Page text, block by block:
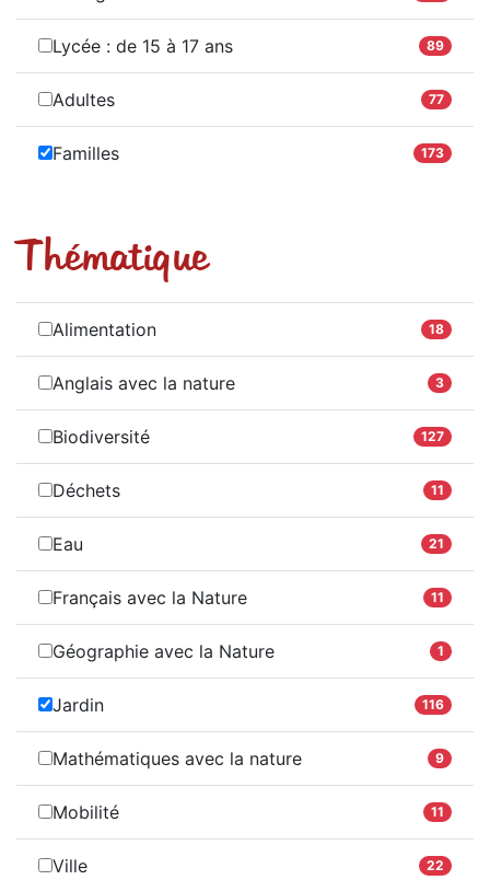
Lycée : de 15 à 17 ans 89
Adultes 77
Familles 173
Thématique
Alimentation 18
Anglais avec la nature 3
Biodiversité 127
Déchets 11
Eau 21
Français avec la Nature 11
Géographie avec la Nature 1
Jardin 116
Mathématiques avec la nature 9
Mobilité 11
Ville 22